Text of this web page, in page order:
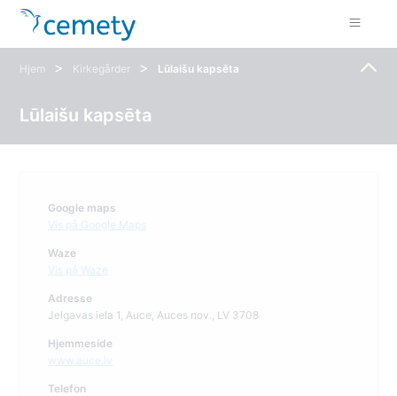
Hjem > Kirkegårder > Lūlaišu kapsēta
Lūlaišu kapsēta
Google maps
Vis på Google Maps
Waze
Vis på Waze
Adresse
Jelgavas iela 1, Auce, Auces nov., LV 3708
Hjemmeside
www.auce.lv
Telefon